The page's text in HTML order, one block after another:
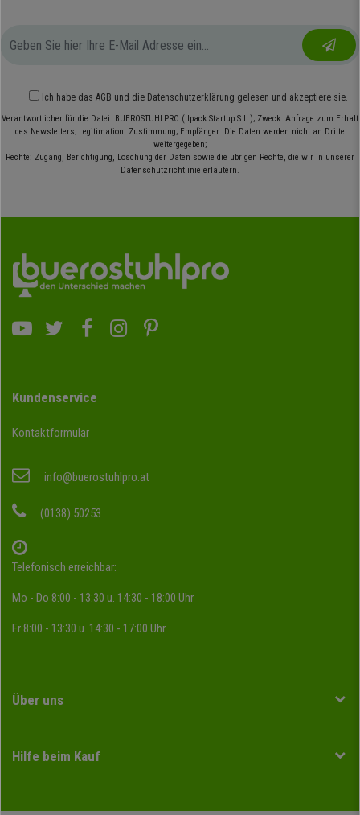
Ich habe das AGB und die Datenschutzerklärung gelesen und akzeptiere sie.
Verantwortlicher für die Datei: BUEROSTUHLPRO (Ilpack Startup S.L.); Zweck: Anfrage zum Erhalt
des Newsletters; Legitimation: Zustimmung; Empfänger: Die Daten werden nicht an Dritte
weitergegeben;
Rechte: Zugang, Berichtigung, Löschung der Daten sowie die übrigen Rechte, die wir in unserer
Datenschutzrichtlinie erläutern.
Kundenservice
Kontaktformular
info@buerostuhlpro.at
(0138) 50253
Telefonisch erreichbar:
Mo - Do 8:00 - 13:30 u. 14:30 - 18:00 Uhr
Fr 8:00 - 13:30 u. 14:30 - 17:00 Uhr
Über uns
Hilfe beim Kauf